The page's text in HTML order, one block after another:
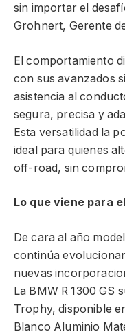
sin importar el
Grohnert, Gerente
El comportamiento
con sus avanzados
asistencia al
segura, precisa y
Esta versatilidad la
ideal para quienes
off-road, sin
Lo que viene para
De cara al año
continúa
nuevas
La BMW R 1300 GS
Trophy, disponible
Blanco Aluminio